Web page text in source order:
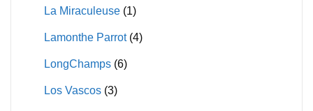
La Miraculeuse (1)
Lamonthe Parrot (4)
LongChamps (6)
Los Vascos (3)